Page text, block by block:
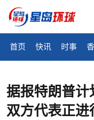
首页 快讯 时事
据报特朗普计
双方代表正进